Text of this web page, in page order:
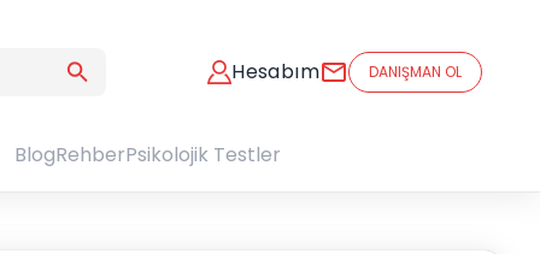
Hesabım DANIŞMAN OL
BlogRehberPsikolojik Testler